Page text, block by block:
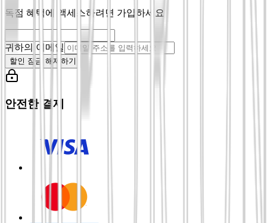
독점 혜택에 액세스하려면 가입하세요
귀하의 이메일
할인 잠금 해제하기
안전한 결제